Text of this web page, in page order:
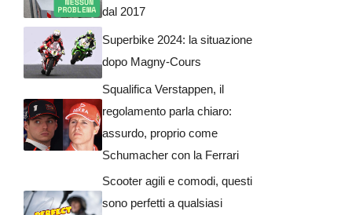
dal 2017
Superbike 2024: la situazione
dopo Magny-Cours
Squalifica Verstappen, il
regolamento parla chiaro:
assurdo, proprio come
Schumacher con la Ferrari
Scooter agili e comodi, questi
sono perfetti a qualsiasi